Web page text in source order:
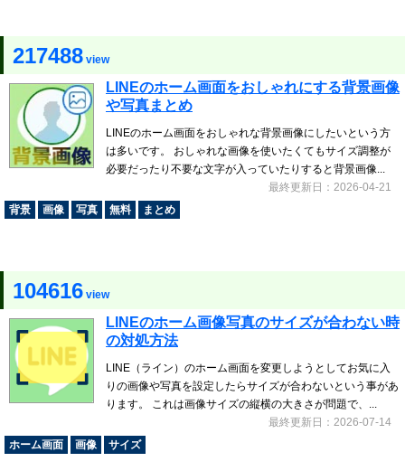
217488 view
LINEのホーム画面をおしゃれにする背景画像
や写真まとめ
LINEのホーム画面をおしゃれな背景画像にしたいという方
は多いです。 おしゃれな画像を使いたくてもサイズ調整が
必要だったり不要な文字が入っていたりすると背景画像...
最終更新日：2026-04-21
背景
画像 写真 無料 まとめ
104616 view
LINEのホーム画像写真のサイズが合わない時
の対処方法
LINE（ライン）のホーム画面を変更しようとしてお気に入
りの画像や写真を設定したらサイズが合わないという事があ
ります。 これは画像サイズの縦横の大きさが問題で、...
最終更新日：2026-07-14
ホーム画面
画像 サイズ